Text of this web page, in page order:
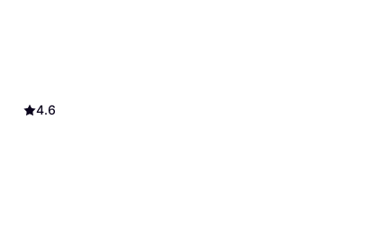
4.6